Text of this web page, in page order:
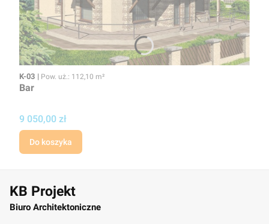
Kod
K-03 Powierzchnia użytkowa
Pow. uż.: 112,10 m²
Bar
Cena
9 050,00 zł
Do koszyka
KB Projekt
Biuro Architektoniczne